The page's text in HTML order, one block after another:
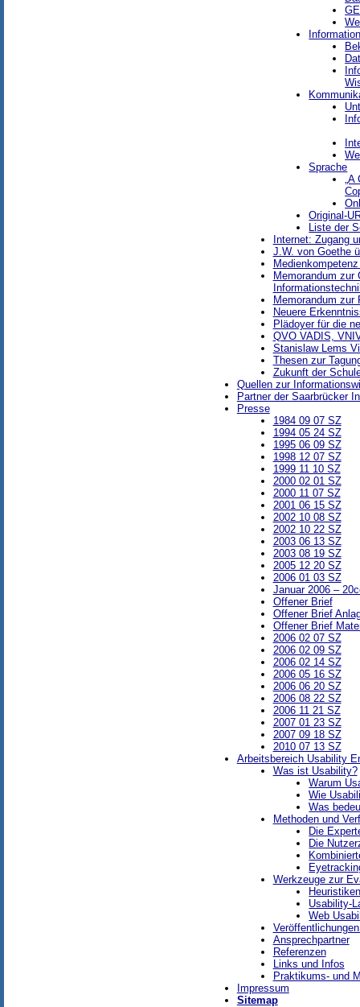
Sprache
„A
Original-
Liste der
Internet: Zugang
J.W. von Goethe
Memorandum
Memorandum zur
Neuere
Plädoyer für die
QVO VADIS,
Stanislaw Lems
Thesen zur
Zukunft der
Quellen zur
Partner der Saarbrücker
Presse
1984 09 07 SZ
1994 05 24 SZ
1995 06 09 SZ
1998 12 07 SZ
1999 11 10 SZ
2000 02 01 SZ
2000 11 07 SZ
2001 06 15 SZ
2002 10 08 SZ
2002 10 22 SZ
2003 06 13 SZ
2003 08 19 SZ
2005 12 20 SZ
2006 01 03 SZ
Januar 2006 –
Offener Brief
Offener Brief
Offener Brief
2006 02 07 SZ
2006 02 09 SZ
2006 02 14 SZ
2006 05 16 SZ
2006 06 20 SZ
2006 08 22 SZ
2006 11 21 SZ
2007 01 23 SZ
2007 09 18 SZ
2010 07 13 SZ
Arbeitsbereich Usability
Was ist Usability?
Warum
Wie
Was
Methoden und
Die
Die
Werkzeuge zur
Usability-
Web
Ansprechpartner
Referenzen
Links und Infos
Praktikums- und
Impressum
Sitemap